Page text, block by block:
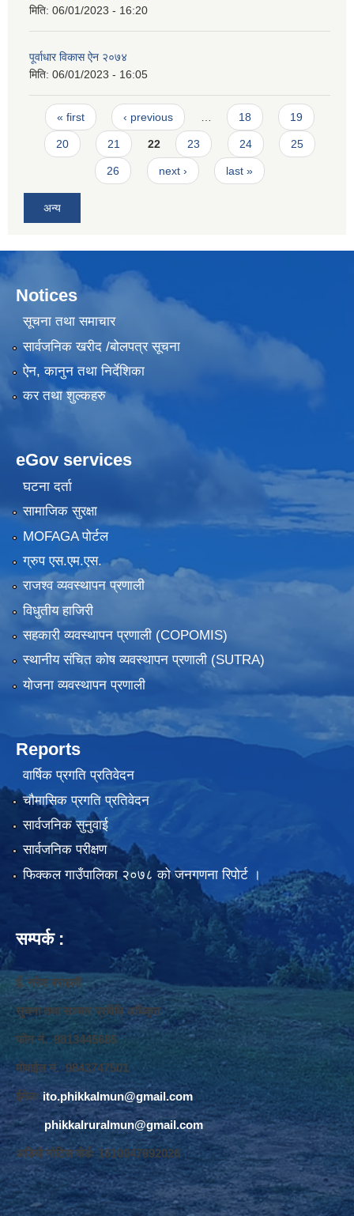
मिति: 06/01/2023 - 16:20
पूर्वाधार विकास ऐन २०७४
मिति: 06/01/2023 - 16:05
Pages
« first ‹ previous … 18 19
20 21 22 23 24 25
26 next › last »
अन्य
Notices
सूचना तथा समाचार
सार्वजनिक खरीद /बोलपत्र सूचना
ऐन, कानुन तथा निर्देशिका
कर तथा शुल्कहरु
eGov services
घटना दर्ता
सामाजिक सुरक्षा
MOFAGA पोर्टल
ग्रुप एस.एम.एस.
राजश्व व्यवस्थापन प्रणाली
विधुतीय हाजिरी
सहकारी व्यवस्थापन प्रणाली (COPOMIS)
स्थानीय संचित कोष व्यवस्थापन प्रणाली (SUTRA)
योजना व्यवस्थापन प्रणाली
Reports
वार्षिक प्रगति प्रतिवेदन
चौमासिक प्रगति प्रतिवेदन
सार्वजनिक सुनुवाई
सार्वजनिक परीक्षण
फिक्कल गाउँपालिका २०७८ को जनगणना रिपोर्ट ।
सम्पर्क :
ई. नरेश बराइली
सुचना तथा सञ्‍चार प्रविधि अधिकृत
फोन नं. 9813445685
मोवाईल नं. 9843747501
ईमेलः ito.phikkalmun@gmail.com
phikkalruralmun@gmail.com
अडियो नोटिस वोर्डः 1610047692026